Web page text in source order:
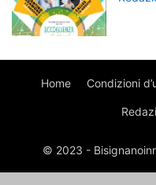
Home Condizioni
© 2023 -